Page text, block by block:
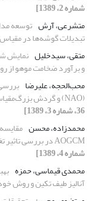
شماره 2، 1389]
متشرعی، آرش توسعه
تبدیلات گوشه‌ها در
متقی، سیدخلیل نمایش
و برآورد ضخامت موهو از
محب‌الحجه، علیرضا
(NAO) و گردش بزرگ‌مقیاس وردسپهر در جنوب غرب آسیا
36، شماره 3، 1389]
محمدزاده، محسن
AOGCM در بررسی تاثیر تغییر اقلیم در مقیاس منطقه‌ای
شماره 4، 1389]
محمدی قیماسی، حمزه
آنالیز طیف تکین و روش